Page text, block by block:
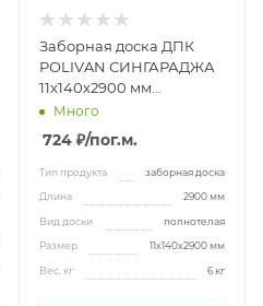
Заборная доска ДПК
POLIVAN СИНГАРАДЖА
11х140х2900 мм
песочный
Много
724 ₽/пог.м.
Тип продукта заборная доска
Длина 2900 мм
Вид доски полнотелая
Размер 11х140х2900 мм
Вес, кг 6 кг